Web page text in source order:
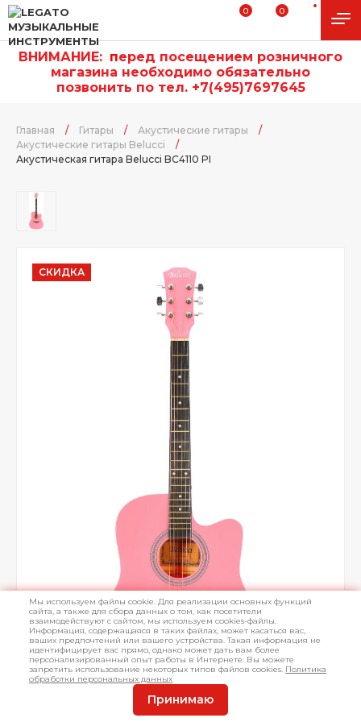
0 0
ВНИМАНИЕ: перед посещением розничного
магазина необходимо обязательно
позвонить по тел. +7(495)7697645
Главная / Гитары / Акустические гитары
/
Акустические гитары Belucci
/
Акустическая гитара Belucci BC4110 PI
СКИДКА
Мы используем файлы cookie. Для реализации основных функций
сайта, а также для сбора данных о том, как посетители
взаимодействуют с сайтом, мы используем cookies-файлы.
Информация, содержащаяся в таких файлах, может касаться вас,
ваших предпочтений или вашего устройства. Такая информация не
идентифицирует вас прямо, однако может дать вам более
персонализированный опыт работы в Интернете. Вы можете
запретить использование некоторых типов файлов cookies. Политика
обработки персональных данных
Принимаю